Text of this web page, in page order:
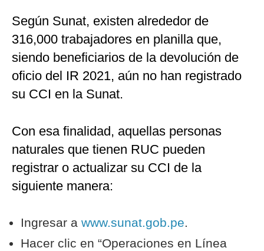
Según Sunat, existen alrededor de
316,000 trabajadores en planilla que,
siendo beneficiarios de la devolución de
oficio del IR 2021, aún no han registrado
su CCI en la Sunat.
Con esa finalidad, aquellas personas
naturales que tienen RUC pueden
registrar o actualizar su CCI de la
siguiente manera:
Ingresar a www.sunat.gob.pe.
Hacer clic en “Operaciones en Línea